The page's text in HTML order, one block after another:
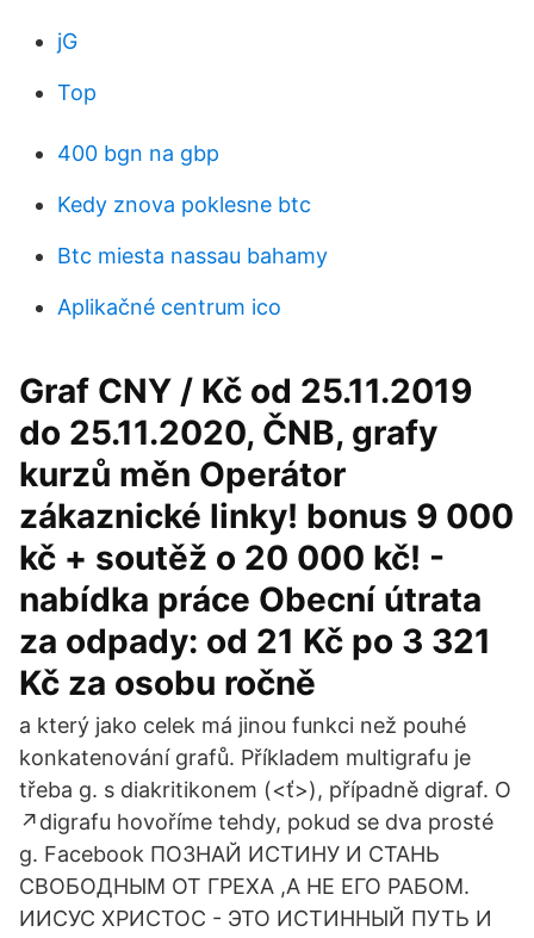
jG
Top
400 bgn na gbp
Kedy znova poklesne btc
Btc miesta nassau bahamy
Aplikačné centrum ico
Graf CNY / Kč od 25.11.2019
do 25.11.2020, ČNB, grafy
kurzů měn Operátor
zákaznické linky! bonus 9 000
kč + soutěž o 20 000 kč! -
nabídka práce Obecní útrata
za odpady: od 21 Kč po 3 321
Kč za osobu ročně
a který jako celek má jinou funkci než pouhé
konkatenování grafů. Příkladem multigrafu je
třeba g. s diakritikonem (<ť>), případně digraf. O
↗digrafu hovoříme tehdy, pokud se dva prosté
g. Facebook ПОЗНАЙ ИСТИНУ И СТАНЬ
СВОБОДНЫМ ОТ ГРЕХА ,А НЕ ЕГО РАБОМ.
ИИСУС ХРИСТОС - ЭТО ИСТИННЫЙ ПУТЬ И